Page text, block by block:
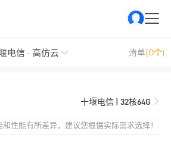
电信 · 高仿云 清单(0个)
十堰电信 | 32核64G
性能有所差异，建议您根据实际需求选择！